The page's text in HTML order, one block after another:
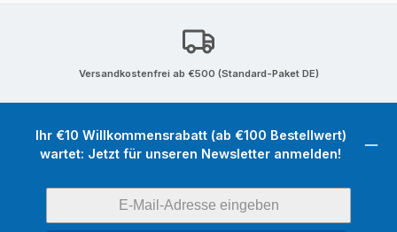
Versandkostenfrei ab €500 (Standard-Paket DE)
Ihr €10 Willkommensrabatt (ab €100 Bestellwert)
wartet: Jetzt für unseren Newsletter anmelden!